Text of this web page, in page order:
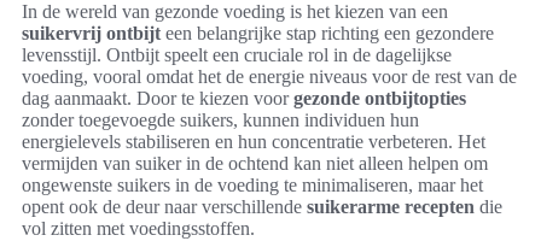
In de wereld van gezonde voeding is het kiezen van een
suikervrij ontbijt een belangrijke stap richting een gezondere
levensstijl. Ontbijt speelt een cruciale rol in de dagelijkse
voeding, vooral omdat het de energie niveaus voor de rest van de
dag aanmaakt. Door te kiezen voorgezonde ontbijtopties
zonder toegevoegde suikers, kunnen individuen hun
energielevels stabiliseren en hun concentratie verbeteren. Het
vermijden van suiker in de ochtend kan niet alleen helpen om
ongewenste suikers in de voeding te minimaliseren, maar het
opent ook de deur naar verschillende suikerarme recepten die
vol zitten met voedingsstoffen.